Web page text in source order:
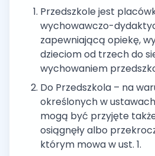
Przedszkole jest
wychowawczo-
zapewniającą opiekę,
dzieciom od trzech do
wychowaniem
Do Przedszkola – na
określonych w
mogą być przyjęte
osiągnęły albo
którym mowa w ust. 1.